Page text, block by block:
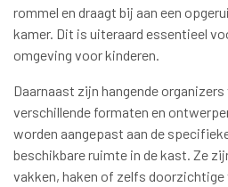
rommel en draagt bij aan een
kamer. Dit is uiteraard essentieel
omgeving voor kinderen.
Daarnaast zijn hangende
verschillende formaten en
worden aangepast aan de
beschikbare ruimte in de kast. Ze
vakken, haken of zelfs doorzichtige